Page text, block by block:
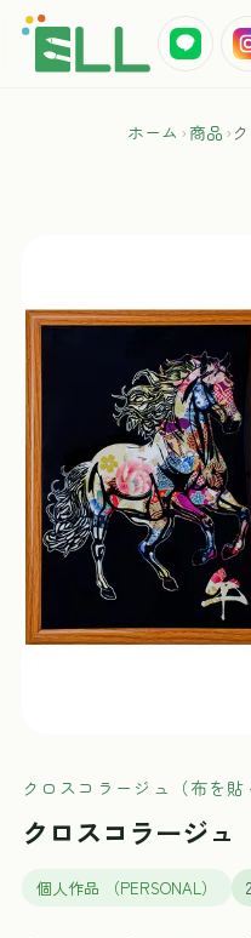
ホーム › 商品 ›
クロスコラージュ（布を貼
クロスコラージュ
個人作品 （PERSONAL）